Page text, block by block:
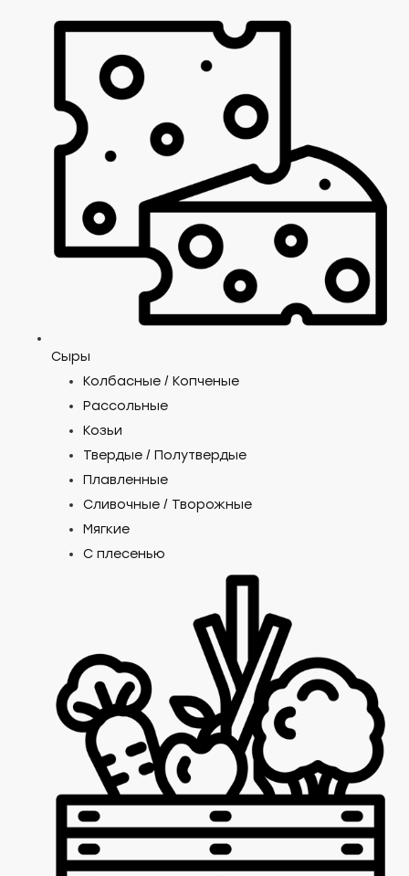
Сыры
Колбасные / Копченые
Рассольные
Козьи
Твердые / Полутвердые
Плавленные
Сливочные / Творожные
Мягкие
С плесенью